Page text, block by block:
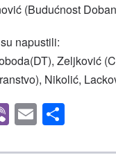
(Budućnost
napustili:
Zeljković
Nikolić,
ViberEmail